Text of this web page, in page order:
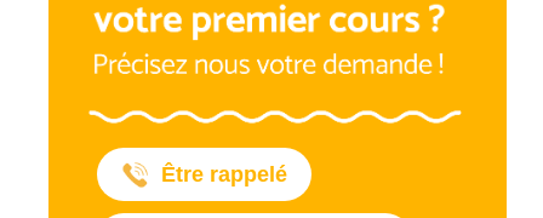
Être rappelé